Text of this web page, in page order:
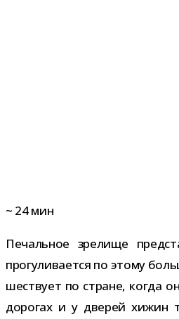
~ 24мин
Печальное зре­лище
про­гу­ли­ва­ется по этому
ше­ствует по стране, когда
доро­гах и у две­рей